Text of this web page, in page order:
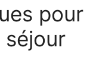
pour